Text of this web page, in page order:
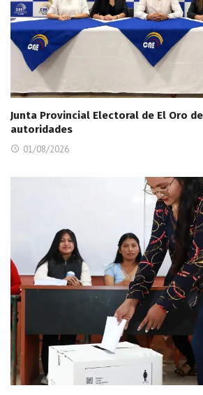
Junta Provincial Electoral de El Oro
autoridades
01/08/2026